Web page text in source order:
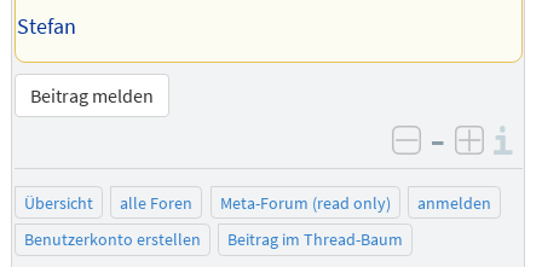
Stefan
Beitrag melden
negativ
–
Übersicht alle Foren Meta-Forum (read only)
anmelden
Benutzerkonto erstellen
Beitrag im Thread-Baum